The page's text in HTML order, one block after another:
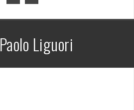
Paolo Liguori